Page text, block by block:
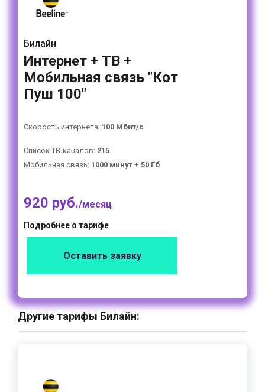
Билайн
Интернет + ТВ +
Мобильная связь "Кот
Пуш 100"
Скорость интернета: 100 Мбит/с
Список ТВ-каналов: 215
Мобильная связь: 1000 минут + 50 Гб
920 руб./месяц
Подробнее о тарифе
Оставить заявку
Другие тарифы Билайн: